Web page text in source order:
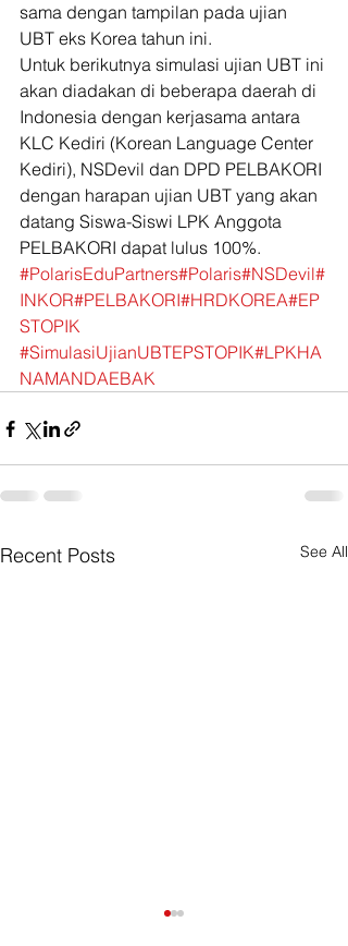
sama dengan tampilan pada ujian
UBT eks Korea tahun ini.
Untuk berikutnya simulasi ujian UBT ini
akan diadakan di beberapa daerah di
Indonesia dengan kerjasama antara
KLC Kediri (Korean Language Center
Kediri), NSDevil dan DPD PELBAKORI
dengan harapan ujian UBT yang akan
datang Siswa-Siswi LPK Anggota
PELBAKORI dapat lulus 100%.
#PolarisEduPartners#Polaris#NSDevil#
INKOR#PELBAKORI#HRDKOREA#EP
STOPIK
#SimulasiUjianUBTEPSTOPIK#LPKHA
NAMANDAEBAK
Recent Posts See All